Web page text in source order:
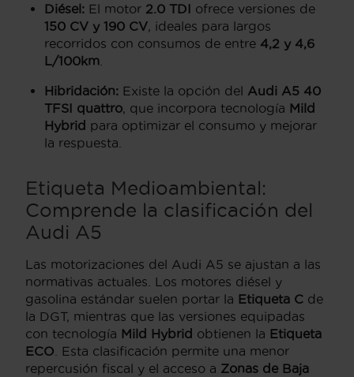
Diésel: El motor 2.0 TDI ofrece versiones de
150 CV y 190 CV , ideales para largos
recorridos con consumos de entre 4,2 y 4,6
L/100km
Hibridación: Existe la opción del Audi A5 40
TFSI quattro , que incorpora tecnología Mild
Hybrid para optimizar el consumo y mejorar
la respuesta.
Etiqueta Medioambiental:
Comprende la clasificación del
Audi A5
Las motorizaciones del Audi A5 se ajustan a las
normativas actuales. Los motores diésel y
gasolina estándar suelen portar la Etiqueta C de
la DGT, mientras que las versiones equipadas
con tecnología Mild Hybrid obtienen la Etiqueta
ECO . Esta clasificación permite una menor
repercusión fiscal y el acceso a Zonas de Baja